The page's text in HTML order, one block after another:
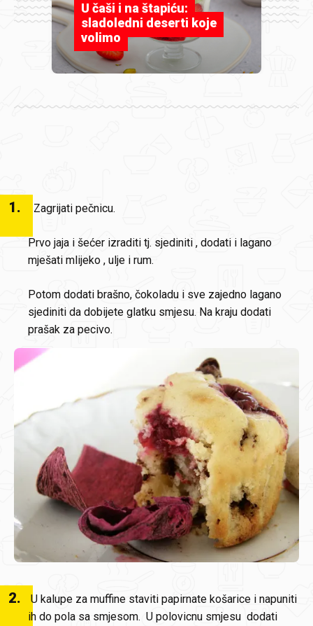
U čaši i na štapiću:
sladoledni deserti koje
volimo
1. Zagrijati pečnicu.
Prvo jaja i šećer izraditi tj. sjediniti , dodati i lagano
mješati mlijeko , ulje i rum.
Potom dodati brašno, čokoladu i sve zajedno lagano
sjediniti da dobijete glatku smjesu. Na kraju dodati
prašak za pecivo.
2.
U kalupe za muffine staviti papirnate košarice i napuniti
ih do pola sa smjesom. U polovicnu smjesu dodati